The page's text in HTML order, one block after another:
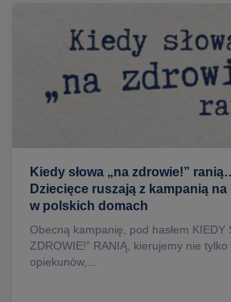
Kiedy słowa „na zdrowie!”
Dziecięce ruszają z kampanią
w polskich domach
Obecną kampanię, pod hasłem KIEDY
ZDROWIE!” RANIĄ, kierujemy nie
opiekunów,...